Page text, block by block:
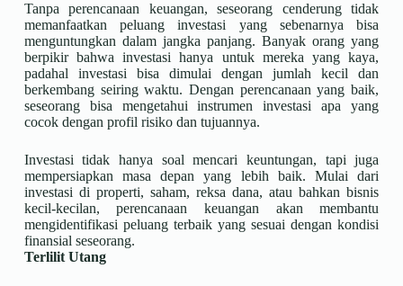
Tanpa perencanaan keuangan, seseorang cenderung tidak
memanfaatkan peluang investasi yang sebenarnya bisa
menguntungkan dalam jangka panjang. Banyak orang yang
berpikir bahwa investasi hanya untuk mereka yang kaya,
padahal investasi bisa dimulai dengan jumlah kecil dan
berkembang seiring waktu. Dengan perencanaan yang baik,
seseorang bisa mengetahui instrumen investasi apa yang
cocok dengan profil risiko dan tujuannya.
Investasi tidak hanya soal mencari keuntungan, tapi juga
mempersiapkan masa depan yang lebih baik. Mulai dari
investasi di properti, saham, reksa dana, atau bahkan bisnis
kecil-kecilan, perencanaan keuangan akan membantu
mengidentifikasi peluang terbaik yang sesuai dengan kondisi
finansial seseorang.
Terlilit Utang